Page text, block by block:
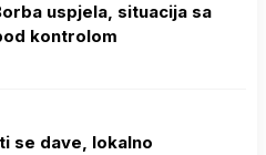
uspjela, situacija sa
kontrolom
se dave, lokalno